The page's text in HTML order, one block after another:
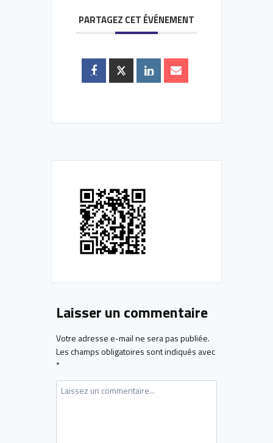
PARTAGEZ CET ÉVÉNEMENT
Laisser un commentaire
Votre adresse e-mail ne sera pas publiée.
Les champs obligatoires sont indiqués avec
*